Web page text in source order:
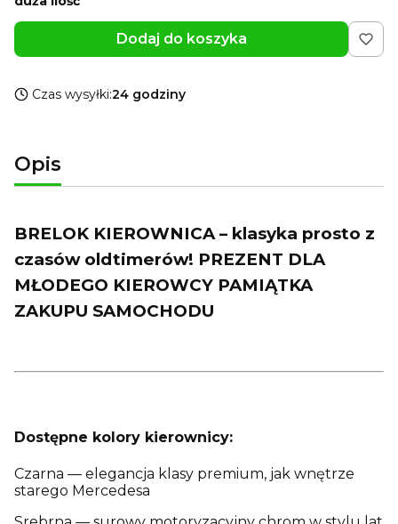
Dodaj do koszyka
Czas wysyłki:24 godziny
Opis
BRELOK KIEROWNICA – klasyka prosto z
czasów oldtimerów! PREZENT DLA
MŁODEGO KIEROWCY PAMIĄTKA
ZAKUPU SAMOCHODU
Dostępne kolory kierownicy:
Czarna — elegancja klasy premium, jak wnętrze
starego Mercedesa